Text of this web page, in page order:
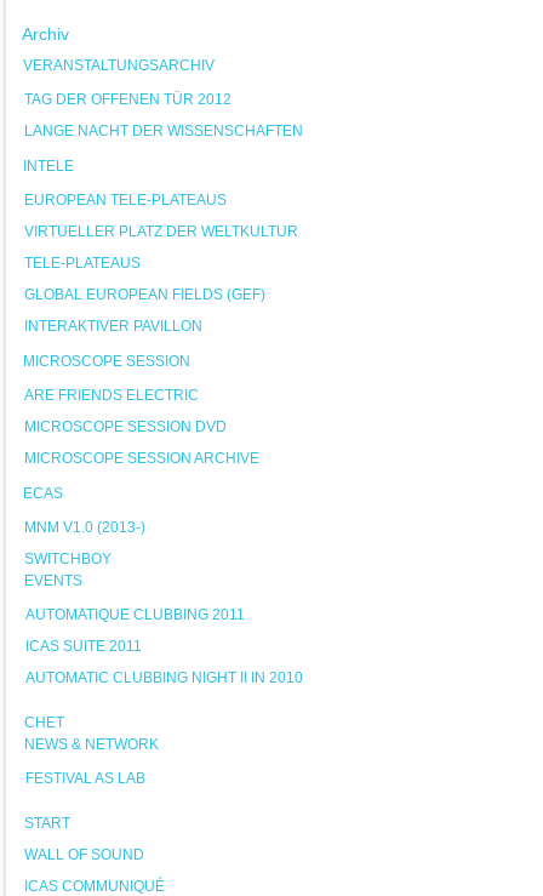
Archiv
VERANSTALTUNGSARCHIV
TAG DER OFFENEN TÜR 2012
LANGE NACHT DER WISSENSCHAFTEN
INTELE
EUROPEAN TELE-PLATEAUS
VIRTUELLER PLATZ DER WELTKULTUR
TELE-PLATEAUS
GLOBAL EUROPEAN FIELDS (GEF)
INTERAKTIVER PAVILLON
MICROSCOPE SESSION
ARE FRIENDS ELECTRIC
MICROSCOPE SESSION DVD
MICROSCOPE SESSION ARCHIVE
ECAS
MNM V1.0 (2013-)
SWITCHBOY
EVENTS
AUTOMATIQUE CLUBBING 2011
ICAS SUITE 2011
AUTOMATIC CLUBBING NIGHT II IN 2010
CHET
NEWS & NETWORK
FESTIVAL AS LAB
START
WALL OF SOUND
ICAS COMMUNIQUÉ